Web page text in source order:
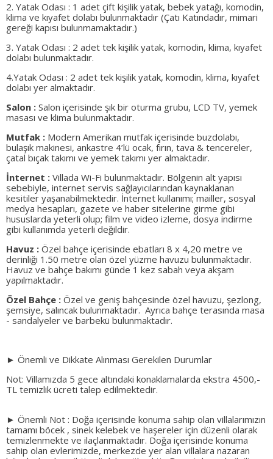
2. Yatak Odası : 1 adet çift kişilik yatak, bebek yatağı, komodin,
klima ve kıyafet dolabı bulunmaktadır (Çatı Katındadır, mimari
gereği kapısı bulunmamaktadır.)
3. Yatak Odası : 2 adet tek kişilik yatak, komodin, klima, kıyafet
dolabı bulunmaktadır.
4.Yatak Odası : 2 adet tek kişilik yatak, komodin, klima, kıyafet
dolabı yer almaktadır.
Salon : Salon içerisinde şık bir oturma grubu, LCD TV, yemek
masası ve klima bulunmaktadır.
Mutfak : Modern Amerikan mutfak içerisinde buzdolabı,
bulaşık makinesi, ankastre 4’lü ocak, fırın, tava & tencereler,
çatal bıçak takımı ve yemek takımı yer almaktadır.
İnternet : Villada Wi-Fi bulunmaktadır. Bölgenin alt yapısı
sebebiyle, internet servis sağlayıcılarından kaynaklanan
kesitiler yaşanabilmektedir. İnternet kullanımı; mailler, sosyal
medya hesapları, gazete ve haber sitelerine girme gibi
hususlarda yeterli olup; film ve video izleme, dosya indirme
gibi kullanımda yeterli değildir.
Havuz : Özel bahçe içerisinde ebatları 8 x 4,20 metre ve
derinliği 1.50 metre olan özel yüzme havuzu bulunmaktadır.
Havuz ve bahçe bakımı günde 1 kez sabah veya akşam
yapılmaktadır.
Özel Bahçe : Özel ve geniş bahçesinde özel havuzu, şezlong,
şemsiye, salıncak bulunmaktadır. Ayrıca bahçe terasında masa
- sandalyeler ve barbekü bulunmaktadır.
► Önemli ve Dikkate Alınması Gerekilen Durumlar
Not: Villamızda 5 gece altındaki konaklamalarda ekstra 4500,-
TL temizlik ücreti talep edilmektedir.
► Önemli Not : Doğa içerisinde konuma sahip olan villalarımızın
tamamı böcek , sinek kelebek ve haşereler için düzenli olarak
temizlenmekte ve ilaçlanmaktadır. Doğa içerisinde konuma
sahip olan evlerimizde, merkezde yer alan villalara nazaran